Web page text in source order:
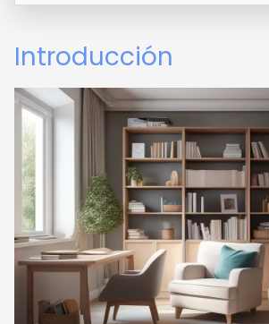
Introducción